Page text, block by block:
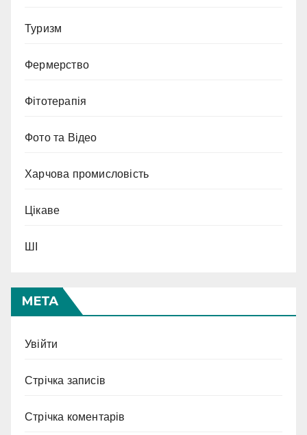
Туризм
Фермерство
Фітотерапія
Фото та Відео
Харчова промисловість
Цікаве
ШІ
МЕТА
Увійти
Стрічка записів
Стрічка коментарів